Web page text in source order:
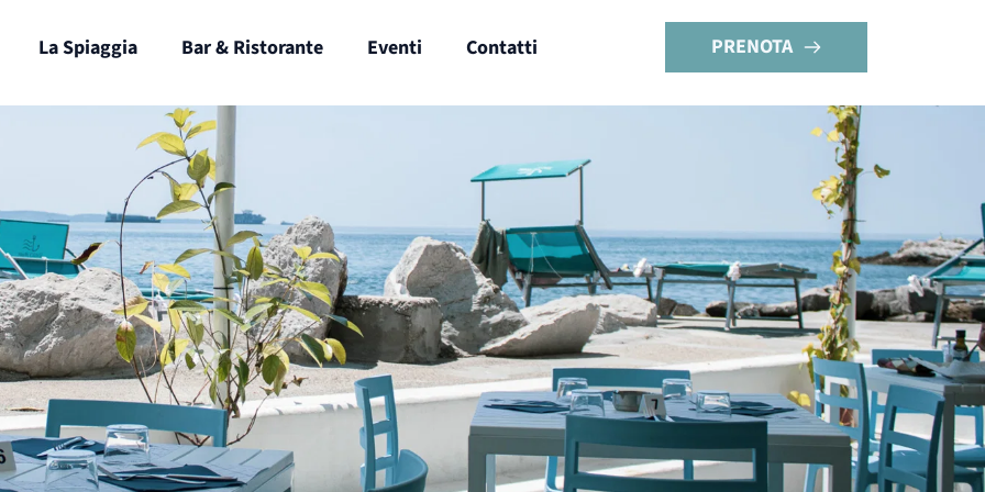
La Spiaggia Bar & Ristorante Eventi Contatti PRENOTA